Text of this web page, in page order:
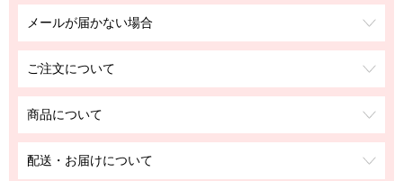
メールが届かない場合
ご注文について
商品について
配送・お届けについて